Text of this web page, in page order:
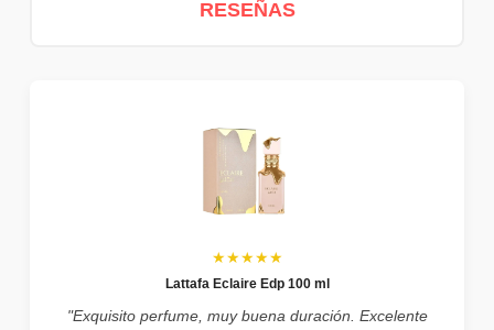
RESEÑAS
★★★★★
Lattafa Eclaire Edp 100 ml
"Exquisito perfume, muy buena duración. Excelente